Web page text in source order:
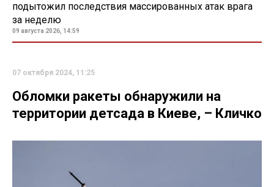
подытожил последствия массированных атак врага
за неделю
09 августа 2026, 14:59
07 октября 2024, 11:25
Обломки ракеты обнаружили на
территории детсада в Киеве, – Кличко